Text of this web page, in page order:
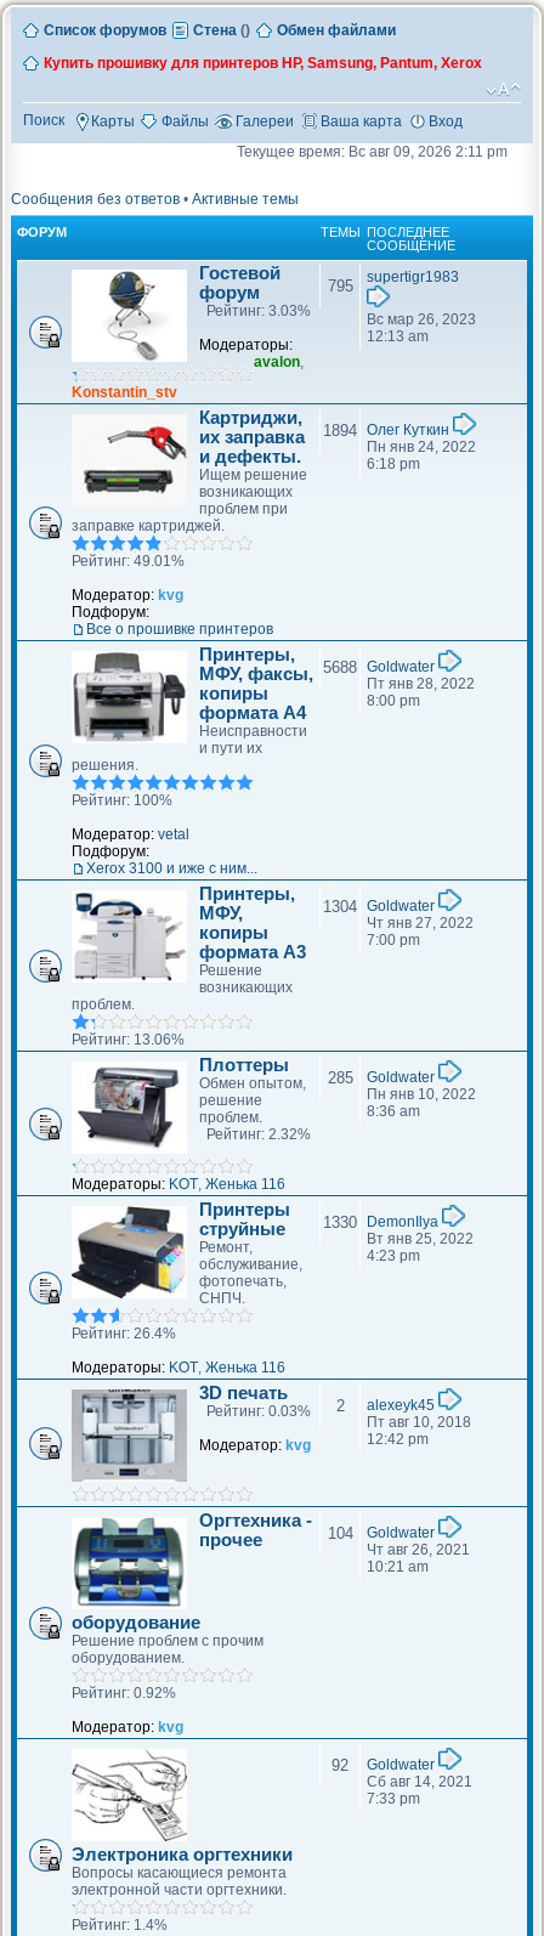
Список форумов Стена ()
Обмен файлами
Купить прошивку для принтеров HP, Samsung, Pantum, Xerox
Поиск Карты Файлы Галереи Ваша карта
Вход
Текущее время: Вс авг 09, 2026 2:11 pm
Сообщения без ответов• Активные темы
ФОРУМ ТЕМЫ ПОСЛЕДНЕЕ
СООБЩЕНИЕ
Гостевой
форум
Рейтинг: 3.03%
Модераторы:
avalon,
Konstantin_stv
795 supertigr1983
Вс мар 26, 2023
12:13 am
Картриджи,
их заправка
и дефекты.
Ищем решение
возникающих
проблем при
заправке картриджей.
Рейтинг: 49.01%
Модератор: kvg
Подфорум:
Все о прошивке принтеров
1894
Олег Куткин
Пн янв 24, 2022
6:18 pm
Принтеры,
МФУ, факсы,
копиры
формата A4
Неисправности
и пути их
решения.
Рейтинг: 100%
Модератор: vetal
Подфорум:
Xerox 3100 и иже с ним...
5688
Goldwater
Пт янв 28, 2022
8:00 pm
Принтеры,
МФУ,
копиры
формата A3
Решение
возникающих
проблем.
Рейтинг: 13.06%
1304
Goldwater
Чт янв 27, 2022
7:00 pm
Плоттеры
Обмен опытом,
решение
проблем.
Рейтинг: 2.32%
Модераторы: KOT, Женька 116
285
Goldwater
Пн янв 10, 2022
8:36 am
Принтеры
струйные
Ремонт,
обслуживание,
фотопечать,
СНПЧ.
Рейтинг: 26.4%
Модераторы: KOT, Женька 116
1330
DemonIlya
Вт янв 25, 2022
4:23 pm
3D печать
Рейтинг: 0.03%
Модератор: kvg
2
alexeyk45
Пт авг 10, 2018
12:42 pm
Оргтехника -
прочее
оборудование
Решение проблем с прочим
оборудованием.
Рейтинг: 0.92%
Модератор: kvg
104
Goldwater
Чт авг 26, 2021
10:21 am
Электроника оргтехники
Вопросы касающиеся ремонта
электронной части оргтехники.
Рейтинг: 1.4%
92
Goldwater
Сб авг 14, 2021
7:33 pm